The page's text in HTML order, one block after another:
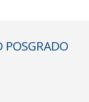
POSGRADO